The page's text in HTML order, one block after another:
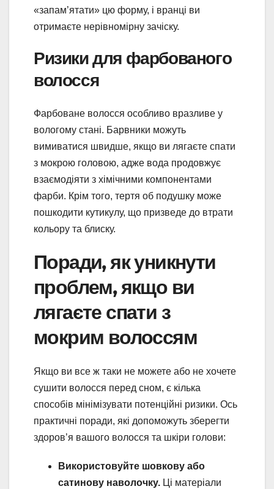
«запам’ятати» цю форму, і вранці ви
отримаєте нерівномірну зачіску.
Ризики для фарбованого
волосся
Фарбоване волосся особливо вразливе у
вологому стані. Барвники можуть
вимиватися швидше, якщо ви лягаєте спати
з мокрою головою, адже вода продовжує
взаємодіяти з хімічними компонентами
фарби. Крім того, тертя об подушку може
пошкодити кутикулу, що призведе до втрати
кольору та блиску.
Поради, як уникнути
проблем, якщо ви
лягаєте спати з
мокрим волоссям
Якщо ви все ж таки не можете або не хочете
сушити волосся перед сном, є кілька
способів мінімізувати потенційні ризики. Ось
практичні поради, які допоможуть зберегти
здоров’я вашого волосся та шкіри голови:
Використовуйте шовкову або
сатинову наволочку. Ці матеріали